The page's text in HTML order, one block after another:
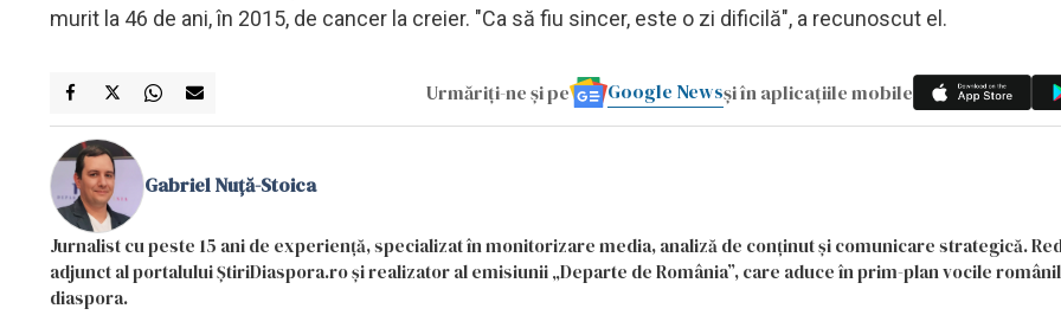
murit la 46 de ani, în 2015, de cancer la creier. "Ca să fiu sincer, este o zi dificilă", a recunoscut el.
Urmăriți-ne și pe Google Newsși în aplicațiile mobile
Gabriel Nuță-Stoica
Jurnalist cu peste 15 ani de experiență, specializat în monitorizare media, analiză de conținut și comunicare strategică.
adjunct al portalului ȘtiriDiaspora.ro și realizator al emisiunii „Departe de România”, care aduce în prim-plan vocile
diaspora.